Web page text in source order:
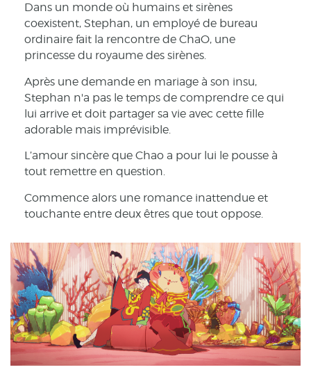
Dans un monde où humains et sirènes
coexistent, Stephan, un employé de bureau
ordinaire fait la rencontre de ChaO, une
princesse du royaume des sirènes.
Après une demande en mariage à son insu,
Stephan n'a pas le temps de comprendre ce qui
lui arrive et doit partager sa vie avec cette fille
adorable mais imprévisible.
L’amour sincère que Chao a pour lui le pousse à
tout remettre en question.
Commence alors une romance inattendue et
touchante entre deux êtres que tout oppose.